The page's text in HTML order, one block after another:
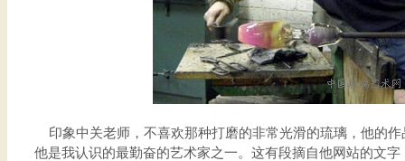
印象中关老师，不喜欢那种打磨的非常光滑的琉璃，他的
他是我认识的最勤奋的艺术家之一。这有段摘自他网站的文字